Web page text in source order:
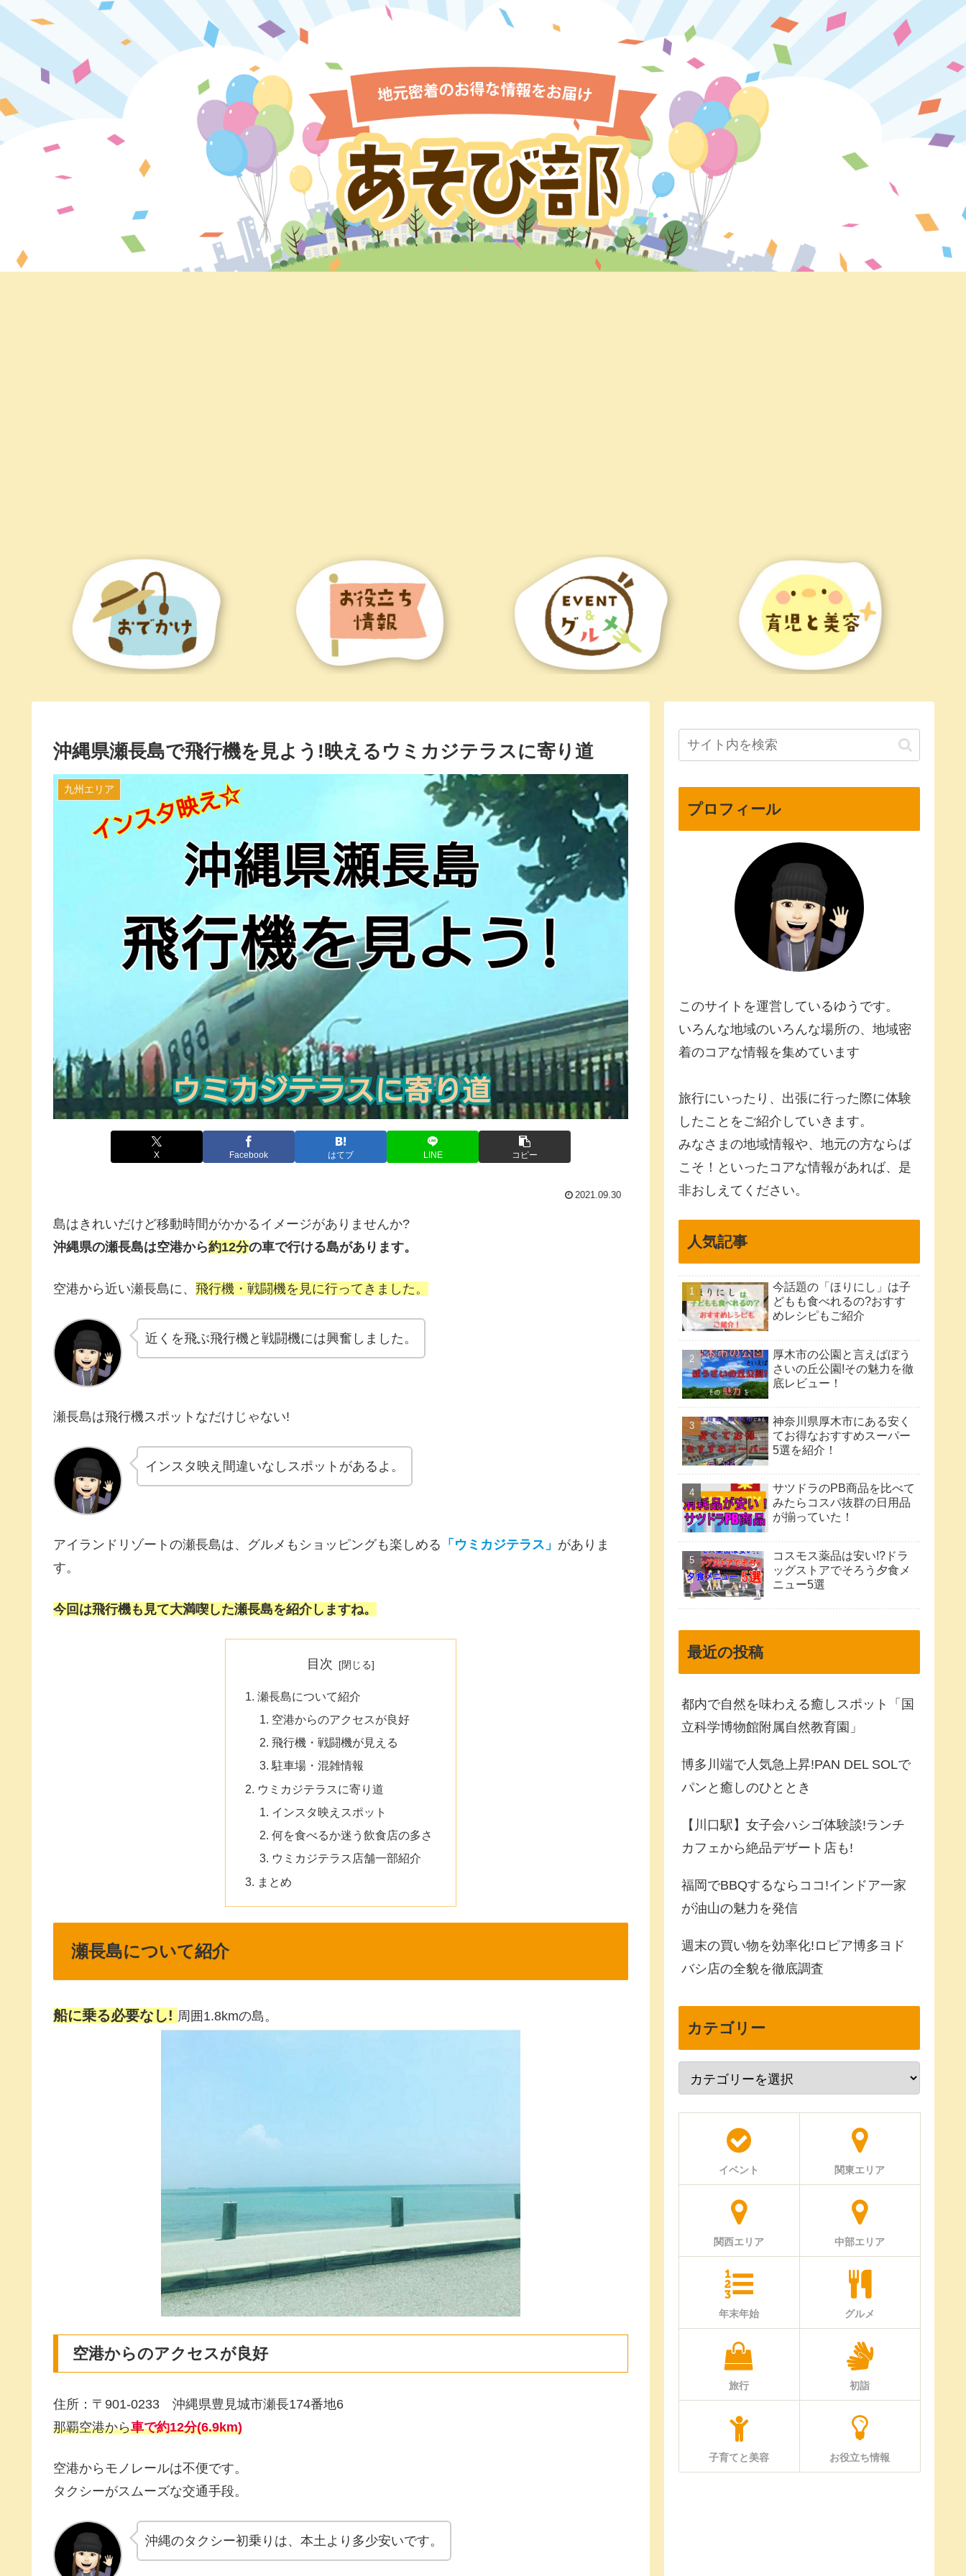
沖縄県瀬長島で飛行機を見よう!映えるウミカジテラスに寄り道
九州エリア
X Facebook はてブ LINE コピー
2021.09.30
島はきれいだけど移動時間がかかるイメージがありませんか?
沖縄県の瀬長島は空港から約12分の車で行ける島があります。
空港から近い瀬長島に、 飛行機・戦闘機を見に行ってきました。
近くを飛ぶ飛行機と戦闘機には興奮しました。
瀬長島は飛行機スポットなだけじゃない!
インスタ映え間違いなしスポットがあるよ。
アイランドリゾートの瀬長島は、グルメもショッピングも楽しめる 「ウミカジテラス」 がありま
す。
今回は飛行機も見て大満喫した瀬長島を紹介しますね。
目次
瀬長島について紹介
空港からのアクセスが良好
飛行機・戦闘機が見える
駐車場・混雑情報
ウミカジテラスに寄り道
インスタ映えスポット
何を食べるか迷う飲食店の多さ
ウミカジテラス店舗一部紹介
まとめ
瀬長島について紹介
船に乗る必要なし! 周囲1.8kmの島。
空港からのアクセスが良好
住所：〒901-0233 沖縄県豊見城市瀬長174番地6
那覇空港から車で約12分(6.9km)
空港からモノレールは不便です。
タクシーがスムーズな交通手段。
沖縄のタクシー初乗りは、本土より多少安いです。
プロフィール
このサイトを運営しているゆうです。
いろんな地域のいろんな場所の、地域密
着のコアな情報を集めています
旅行にいったり、出張に行った際に体験
したことをご紹介していきます。
みなさまの地域情報や、地元の方ならば
こそ！といったコアな情報があれば、是
非おしえてください。
人気記事
今話題の「ほりにし」は子
どもも食べれるの?おすす
めレシピもご紹介
厚木市の公園と言えばぼう
さいの丘公園!その魅力を徹
底レビュー！
神奈川県厚木市にある安く
てお得なおすすめスーパー
5選を紹介！
サツドラのPB商品を比べて
みたらコスパ抜群の日用品
が揃っていた！
コスモス薬品は安い!?ドラ
ッグストアでそろう夕食メ
ニュー5選
最近の投稿
都内で自然を味わえる癒しスポット「国
立科学博物館附属自然教育園」
博多川端で人気急上昇!PAN DEL SOLで
パンと癒しのひととき
【川口駅】女子会ハシゴ体験談!ランチ
カフェから絶品デザート店も!
福岡でBBQするならココ!インドア一家
が油山の魅力を発信
週末の買い物を効率化!ロピア博多ヨド
バシ店の全貌を徹底調査
カテゴリー
イベント 関東エリア
関西エリア 中部エリア
年末年始 グルメ
旅行 初詣
子育てと美容 お役立ち情報